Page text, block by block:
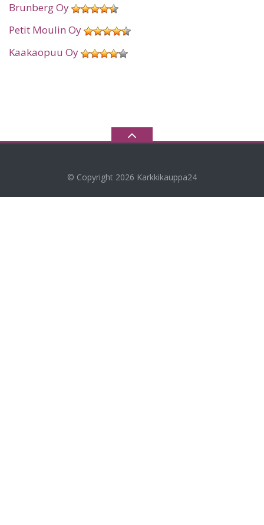
Brunberg Oy
Petit Moulin Oy
Kaakaopuu Oy
© Copyright 2026 Karkkikauppa24